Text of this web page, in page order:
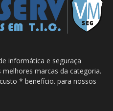
informática e seguraça
marcas da categoria.
* benefício. para nossos